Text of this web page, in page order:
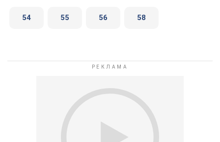
54 55 56 58